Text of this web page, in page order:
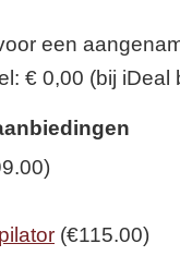
een
€ 0,00 (bij iDeal
(€115.00)